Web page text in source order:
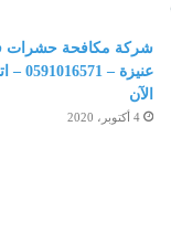
شركة مكافحة حشرات
عنيزة –
الآن
4 أكتوبر، 2020